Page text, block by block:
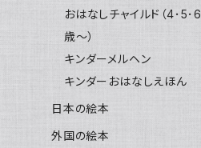
おはなしチャイルド（4･5･6
歳～）
キンダーメルヘン
キンダーおはなしえほん
日本の絵本
外国の絵本